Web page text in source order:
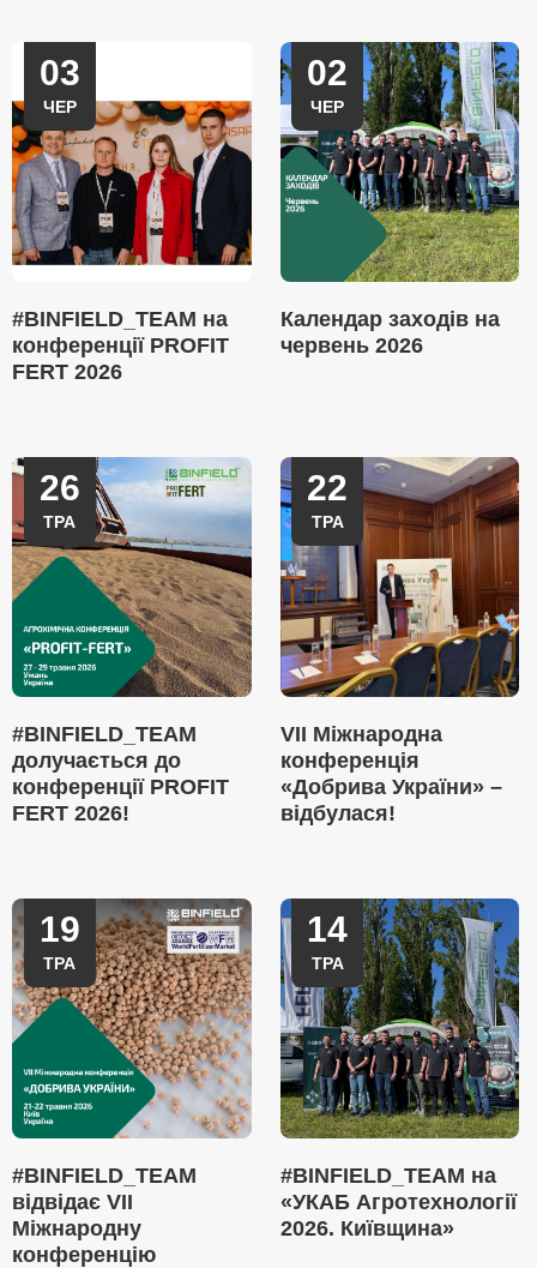
03
ЧЕР
#BINFIELD_TEAM на
конференції PROFIT
FERT 2026
02
ЧЕР
Календар заходів на
червень 2026
26
ТРА
#BINFIELD_TEAM
долучається до
конференції PROFIT
FERT 2026!
22
ТРА
VII Міжнародна
конференція
«Добрива України» –
відбулася!
19
ТРА
#BINFIELD_TEAM
відвідає VII
Міжнародну
конференцію
14
ТРА
#BINFIELD_TEAM на
«УКАБ Агротехнології
2026. Київщина»